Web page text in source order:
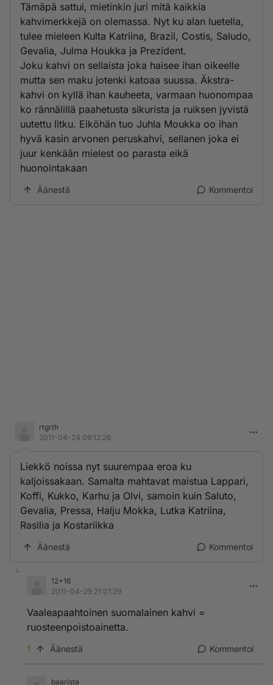
Tämäpä sattui, mietinkin juri mitä kaikkia
kahvimerkkejä on olemassa. Nyt ku alan luetella,
tulee mieleen Kulta Katriina, Brazil, Costis, Saludo,
Gevalia, Julma Houkka ja Prezident.
Joku kahvi on sellaista joka haisee ihan oikeelle
mutta sen maku jotenki katoaa suussa. Äkstra-
kahvi on kyllä ihan kauheeta, varmaan huonompaa
ko rännälillä paahetusta sikurista ja ruiksen jyvistä
uutettu litku. Eiköhän tuo Juhla Moukka oo ihan
hyvä kasin arvonen peruskahvi, sellanen joka ei
juur kenkään mielest oo parasta eikä
huonointakaan
Äänestä Kommentoi
rtgrth
2011-04-24 09:12:26
Liekkö noissa nyt suurempaa eroa ku
kaljoissakaan. Samalta mahtavat maistua Lappari,
Koffi, Kukko, Karhu ja Olvi, samoin kuin Saluto,
Gevalia, Pressa, Halju Mokka, Lutka Katriina,
Rasilia ja Kostariikka
Äänestä Kommentoi
12+16
2011-04-29 21:01:29
Vaaleapaahtoinen suomalainen kahvi =
ruosteenpoistoainetta.
1 Äänestä Kommentoi
baarista